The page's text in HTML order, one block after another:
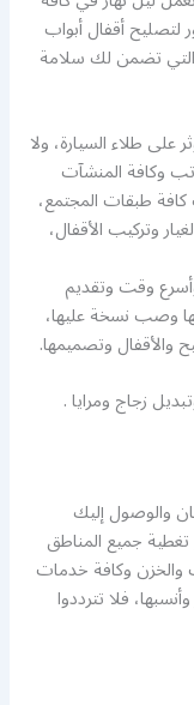
لتصليح أقفال أبواب
التي تضمن لك سلامة
طلاء السيارة، ولا
وكافة المنشآت
كافة طبقات المجتمع،
وتركيب الأقفال،
عالية وأسرع وقت وتقديم
وصب نسخة عليها،
والأقفال وتصميمها.
زجاج ومرايا .
والوصول إليك
جميع المناطق
والخزن وكافة خدمات
فلا تترددوا